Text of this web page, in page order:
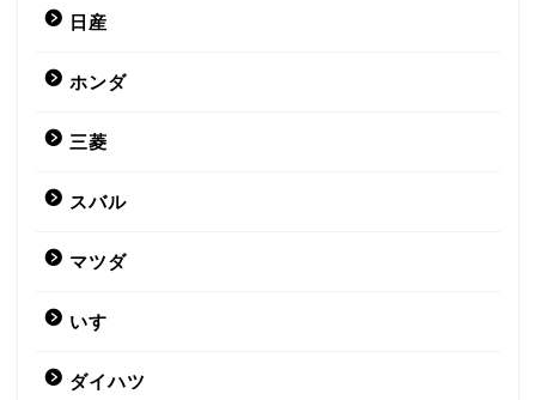
日産
ホンダ
三菱
スバル
マツダ
いすゞ
ダイハツ